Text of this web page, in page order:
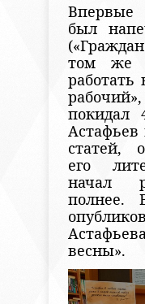
Впервые
был
том же
работать
покидал
статей,
его
начал
полнее.
весны».